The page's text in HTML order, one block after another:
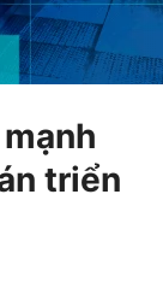
triển